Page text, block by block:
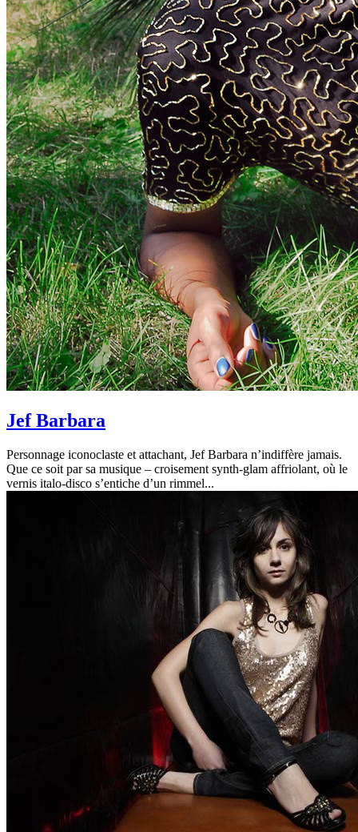
Jef Barbara
Personnage iconoclaste et attachant, Jef Barbara n’indiffère jamais.
Que ce soit par sa musique – croisement synth-glam affriolant, où le
vernis italo-disco s’entiche d’un rimmel...